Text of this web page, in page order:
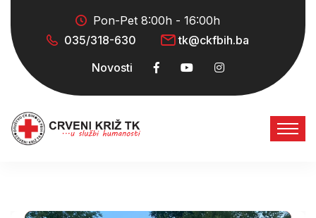
Pon-Pet 8:00h - 16:00h
035/318-630
tk@ckfbih.ba
Novosti